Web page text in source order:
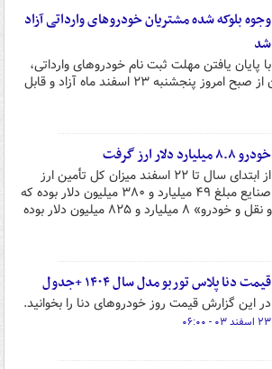
وجوه بلوکه شده مشتریان خودروهای وارداتی آزاد
شد
با پایان یافتن مهلت ثبت نام خودروهای وارداتی،
وجوه بلوکه شده مشتریان از صبح امروز پنجشنبه ۲۳ اسفند ماه آزاد و قابل
خودرو ۸.۸ میلیارد دلار ارز گرفت
از ابتدای سال تا ۲۲ اسفند میزان کل تأمین ارز
صنایع مبلغ ۴۹ میلیارد و ۳۸۰ میلیون دلار بوده که
سهم گروه «صنایع حمل و نقل و خودرو» ۸ میلیارد و ۸۲۵ میلیون دلار بوده
قیمت دنا پلاس توربو مدل سال ۱۴۰۴ +جدول
در این گزارش قیمت روز خودروهای دنا را بخوانید.
۲۳ اسفند ۰۳ - ۰۶:۰۰